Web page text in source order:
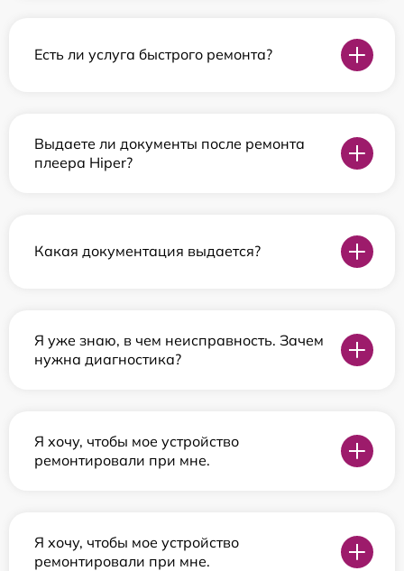
Есть ли услуга быстрого ремонта?
Выдаете ли документы после ремонта
плеера Hiper?
Какая документация выдается?
Я уже знаю, в чем неисправность. Зачем
нужна диагностика?
Я хочу, чтобы мое устройство
ремонтировали при мне.
Я хочу, чтобы мое устройство
ремонтировали при мне.